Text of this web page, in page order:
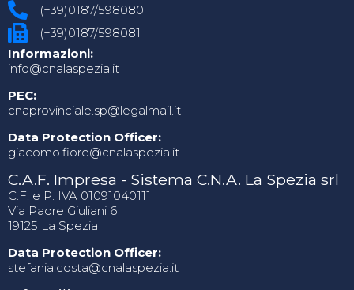
(+39)0187/598080
(+39)0187/598081
Informazioni:
info@cnalaspezia.it
PEC:
cnaprovinciale.sp@legalmail.it
Data Protection Officer:
giacomo.fiore@cnalaspezia.it
C.A.F. Impresa - Sistema C.N.A. La Spezia srl
C.F. e P. IVA 01091040111
Via Padre Giuliani 6
19125 La Spezia
Data Protection Officer:
stefania.costa@cnalaspezia.it